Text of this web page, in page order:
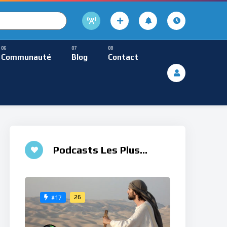
Lecture
Communauté Blog Contact
Méditative
Podcasts Les Plus
#17 26